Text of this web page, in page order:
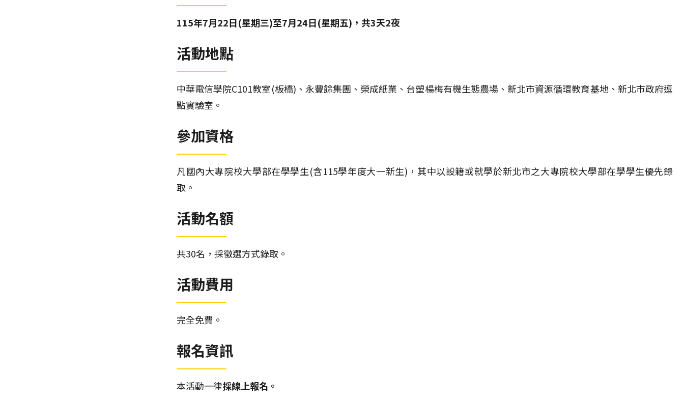
115年7月22日(星期三)至7月24日(星期五)，共3天2夜
活動地點
中華電信學院C101教室(板橋)、永豐餘集團、榮成紙業、台塑楊梅有機生態農場、新北市資源循環教育基地、新北市政府逗
點實驗室。
參加資格
凡國內大專院校大學部在學學生(含115學年度大一新生)，其中以設籍或就學於新北市之大專院校大學部在學學生優先錄
取。
活動名額
共30名，採徵選方式錄取。
活動費用
完全免費。
報名資訊
本活動一律採線上報名。